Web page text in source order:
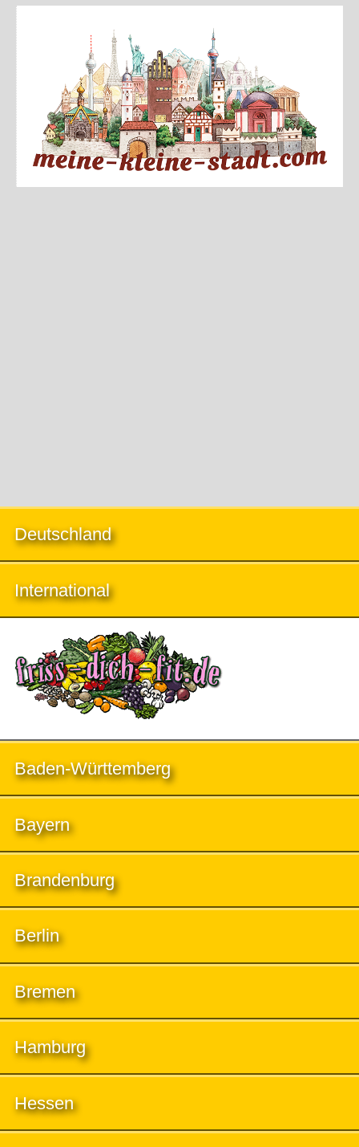
Deutschland
International
Baden-Württemberg
Bayern
Brandenburg
Berlin
Bremen
Hamburg
Hessen